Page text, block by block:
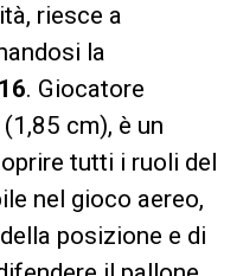
riesce a
la
. Giocatore
cm), è un
tutti i ruoli del
nel gioco aereo,
posizione e di